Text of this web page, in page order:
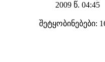
2009 წ. 04:45
შეტყობინებები: